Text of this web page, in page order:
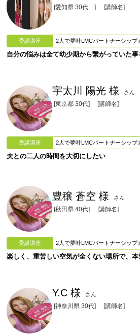
[愛知県 30代 ] [講師名]
受講講座 2人で夢叶LMCパートナーシップ
自分の悩みは全て幼少期から繋がっていた事
宇太川 陽光 様 さん
[東京都 30代] [講師名]
受講講座 2人で夢叶LMCパートナーシップ
夫との二人の時間を大切にしたい
豊穣 蒼空 様 さん
[秋田県 40代] [講師名]
受講講座 2人で夢叶LMCパートナーシップ
楽しく、重苦しい空気が全くない場所で、
Y.C 様 さん
[神奈川県 30代] [講師名]